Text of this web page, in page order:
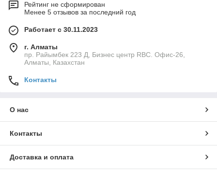
Рейтинг не сформирован
Менее 5 отзывов за последний год
Работает с 30.11.2023
г. Алматы
пр. Райымбек 223 Д, Бизнес центр RBC. Офис-26,
Алматы, Казахстан
Контакты
О нас
Контакты
Доставка и оплата